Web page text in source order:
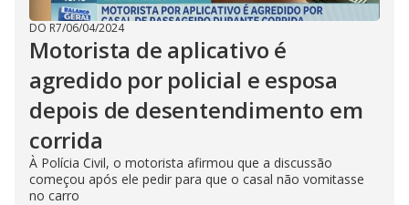
DO R7/06/04/2024
Motorista de aplicativo é
agredido por policial e esposa
depois de desentendimento em
corrida
À Polícia Civil, o motorista afirmou que a discussão
começou após ele pedir para que o casal não vomitasse
no carro